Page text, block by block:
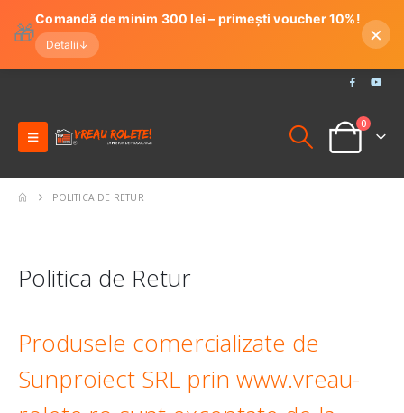
🎁
Comandă de minim 300 lei – primești voucher 10%!
Detalii ↓ ×
0
POLITICA DE RETUR
Politica de Retur
Produsele comercializate de
Sunproiect SRL prin www.vreau-